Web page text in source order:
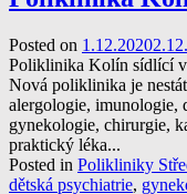
Posted on 1.12.2020
Poliklinika Kolín sídlící v
Nová poliklinika je
alergologie, imunologie,
gynekologie, chirurgie,
praktický léka...
Posted in Polikliniky
dětská psychiatrie,